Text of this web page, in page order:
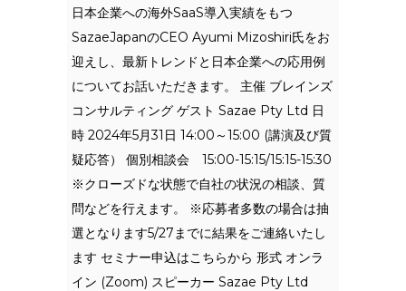
日本企業への海外SaaS導入実績をもつ
SazaeJapanのCEO Ayumi Mizoshiri氏をお
迎えし、最新トレンドと日本企業への応用例
についてお話いただきます。 主催 ブレインズ
コンサルティング ゲスト Sazae Pty Ltd 日
時 2024年5月31日 14:00～15:00 (講演及び質
疑応答） 個別相談会 15:00-15:15/15:15-15:30
※クローズドな状態で自社の状況の相談、質
問などを行えます。 ※応募者多数の場合は抽
選となります5/27までに結果をご連絡いたし
ます セミナー申込はこちらから 形式 オンラ
イン (Zoom) スピーカー Sazae Pty Ltd